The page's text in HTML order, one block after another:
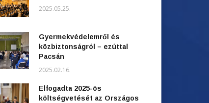
2025.05.25.
Gyermekvédelemről és
közbiztonságról – ezúttal
Pacsán
2025.02.16.
Elfogadta 2025-ös
költségvetését az Országos